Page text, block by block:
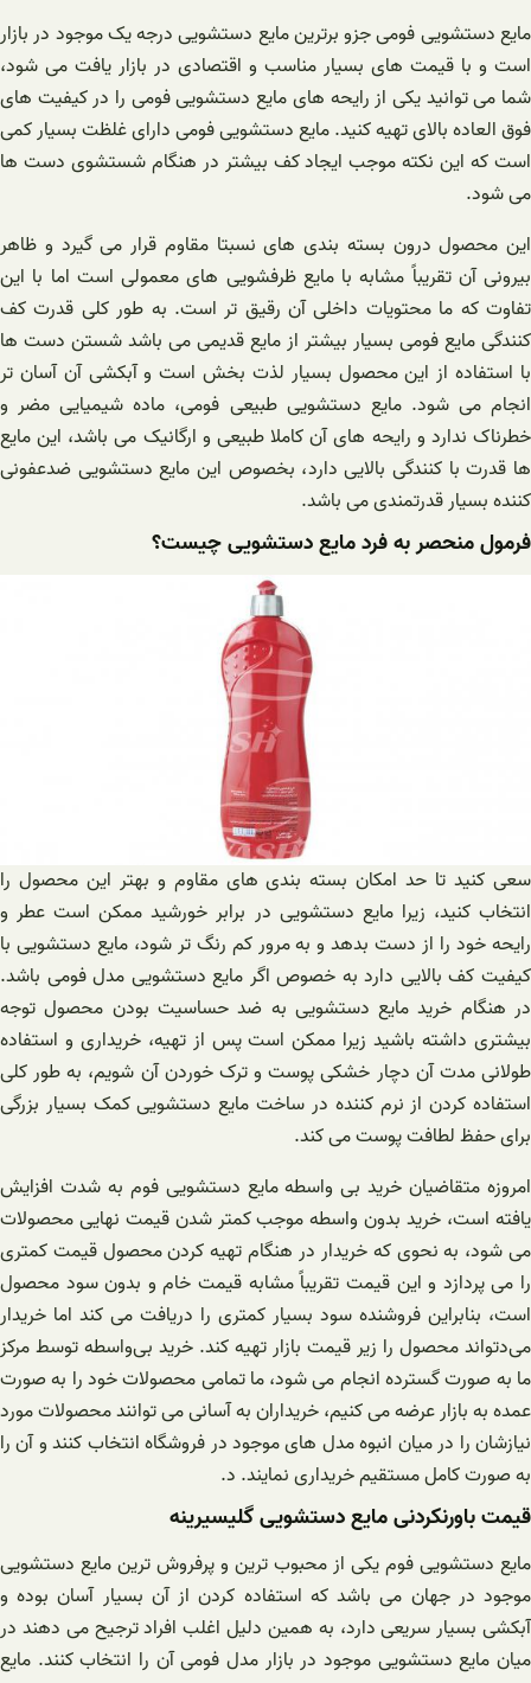
مایع دستشویی فومی جزو برترین مایع دستشویی درجه یک موجود در بازار
است و با قیمت های بسیار مناسب و اقتصادی در بازار یافت می شود،
شما می توانید یکی از رایحه‌ های مایع دستشویی فومی را در کیفیت های
فوق العاده بالای تهیه کنید. مایع دستشویی فومی دارای غلظت بسیار کمی
است که این نکته موجب ایجاد کف بیشتر در هنگام شستشوی دست ها
می شود.
این محصول درون بسته بندی های نسبتا مقاوم قرار می گیرد و ظاهر
بیرونی آن تقریباً مشابه با مایع ظرفشویی های معمولی است اما با این
تفاوت که ما محتویات داخلی آن رقیق تر است. به طور کلی قدرت کف
کنندگی مایع فومی بسیار بیشتر از مایع قدیمی می باشد شستن دست ها
با استفاده از این محصول بسیار لذت بخش است و آبکشی آن آسان تر
انجام می شود. مایع دستشویی طبیعی فومی، ماده شیمیایی مضر و
خطرناک ندارد و رایحه های آن کاملا طبیعی و ارگانیک می باشد، این مایع
ها قدرت با کنندگی بالایی دارد، بخصوص این مایع دستشویی ضدعفونی
کننده بسیار قدرتمندی می باشد.
فرمول منحصر به فرد مایع دستشویی چیست؟
سعی کنید تا حد امکان بسته بندی های مقاوم و بهتر این محصول را
انتخاب کنید، زیرا مایع دستشویی در برابر خورشید ممکن است عطر و
رایحه خود را از دست بدهد و به مرور کم رنگ تر شود، مایع دستشویی با
کیفیت کف بالایی دارد به خصوص اگر مایع دستشویی مدل فومی باشد.
در هنگام خرید مایع دستشویی به ضد حساسیت بودن محصول توجه
بیشتری داشته باشید زیرا ممکن است پس از تهیه، خریداری و استفاده
طولانی مدت آن دچار خشکی پوست و ترک خوردن آن شویم، به طور کلی
استفاده کردن از نرم کننده در ساخت مایع دستشویی کمک بسیار بزرگی
برای حفظ لطافت پوست می کند.
امروزه متقاضیان خرید بی واسطه مایع دستشویی فوم به شدت افزایش
یافته است، خرید بدون واسطه موجب کمتر شدن قیمت نهایی محصولات
می‌ شود، به نحوی که خریدار در هنگام تهیه کردن محصول قیمت کمتری
را می پردازد و این قیمت تقریباً مشابه قیمت خام و بدون سود محصول
است، بنابراین فروشنده سود بسیار کمتری را دریافت می‌ کند اما خریدار
می‌دتواند محصول را زیر قیمت بازار تهیه کند. خرید بی‌واسطه توسط مرکز
ما به صورت گسترده انجام می شود، ما تمامی محصولات خود را به صورت
عمده به بازار عرضه می کنیم، خریداران به آسانی می توانند محصولات مورد
نیازشان را در میان انبوه مدل های موجود در فروشگاه انتخاب کنند و آن را
به صورت کامل مستقیم خریداری نمایند. د.
قیمت باورنکردنی مایع دستشویی گلیسیرینه
مایع دستشویی فوم یکی از محبوب ترین و پرفروش ترین مایع دستشویی
موجود در جهان می باشد که استفاده کردن از آن بسیار آسان بوده و
آبکشی بسیار سریعی دارد، به همین دلیل اغلب افراد ترجیح می‌ دهند در
میان مایع دستشویی موجود در بازار مدل فومی آن را انتخاب کنند. مایع